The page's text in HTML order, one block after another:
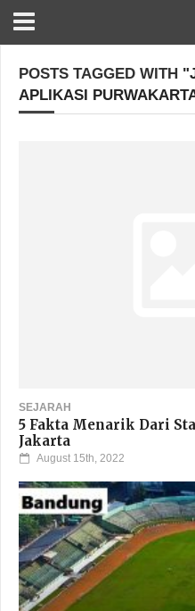
POSTS TAGGED WITH
APLIKASI
SEJARAH
5 Fakta Menarik Dari
Jakarta
August 15th, 2022